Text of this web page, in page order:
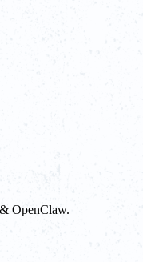
OpenClaw.